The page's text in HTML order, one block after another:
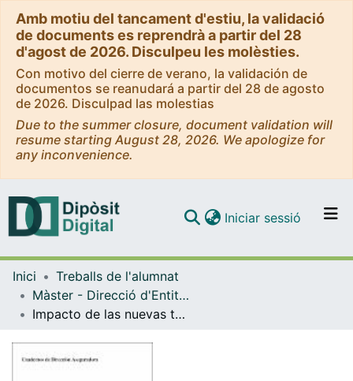
Amb motiu del tancament d'estiu, la validació
de documents es reprendrà a partir del 28
d'agost de 2026. Disculpeu les molèsties.
Con motivo del cierre de verano, la validación de
documentos se reanudará a partir del 28 de agosto
de 2026. Disculpad las molestias
Due to the summer closure, document validation will
resume starting August 28, 2026. We apologize for
any inconvenience.
Navega per tot el DD
Com publicar
Iniciar sessió (current)
Inici
Treballs de l'alumnat
Màster - Direcció d'Entitats Asseguradores i Financeres (DEAF)
Impacto de las nuevas tecnologías en el sector asegurador